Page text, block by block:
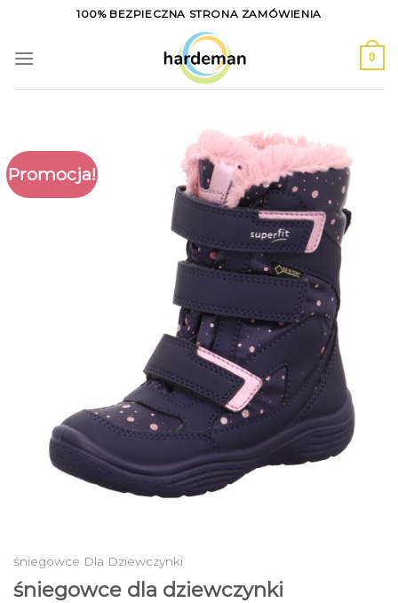
content
100% BEZPIECZNA STRONA ZAMÓWIENIA
0
Promocja!
śniegowce Dla Dziewczynki
śniegowce dla dziewczynki